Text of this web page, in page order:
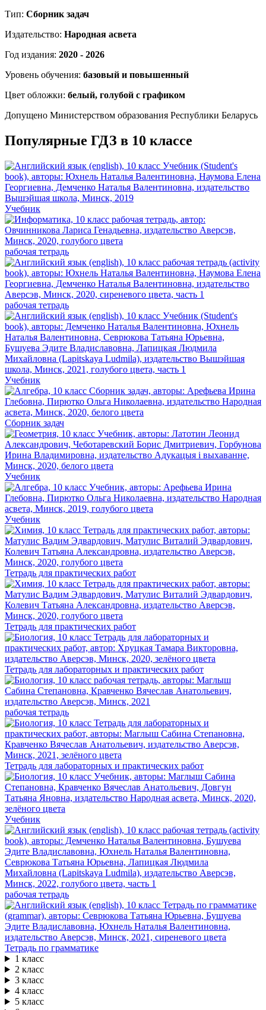
Тип: Сборник задач
Издательство: Народная асвета
Год издания: 2020 - 2026
Уровень обучения: базовый и повышенный
Цвет обложки: белый, голубой с графиком
Допущено Министерством образования Республики Беларусь
Популярные ГДЗ в 10 классе
Учебник
рабочая тетрадь
рабочая тетрадь
Учебник
Сборник задач
Учебник
Учебник
Тетрадь для практических работ
Тетрадь для практических работ
Тетрадь для лабораторных и практических работ
рабочая тетрадь
Тетрадь для лабораторных и практических работ
Учебник
рабочая тетрадь
Тетрадь по грамматике
1 класс
2 класс
3 класс
4 класс
5 класс